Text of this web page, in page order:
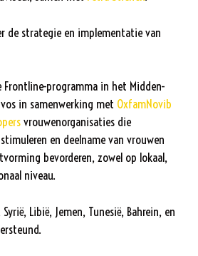
de strategie en implementatie van
Frontline-programma in het Midden-
in samenwerking met OxfamNovib
vrouwenorganisaties die
en deelname van vrouwen
bevorderen, zowel op lokaal,
niveau.
Libië, Jemen, Tunesië, Bahrein, en